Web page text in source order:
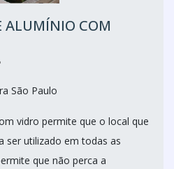
ALUMÍNIO COM
São Paulo
vidro permite que o local que
ser utilizado em todas as
que não perca a